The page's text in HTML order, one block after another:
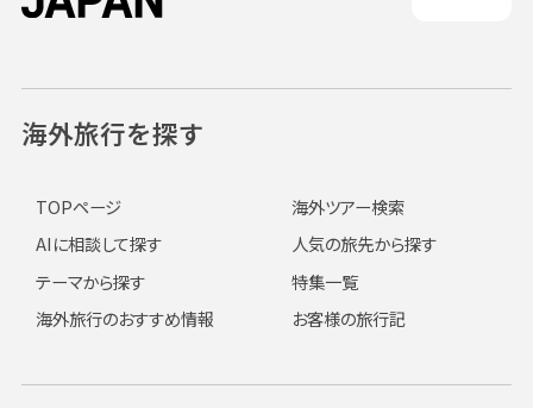
海外旅行を探す
TOPページ
海外ツアー検索
AIに相談して探す
人気の旅先から探す
テーマから探す
特集一覧
海外旅行のおすすめ情報
お客様の旅行記